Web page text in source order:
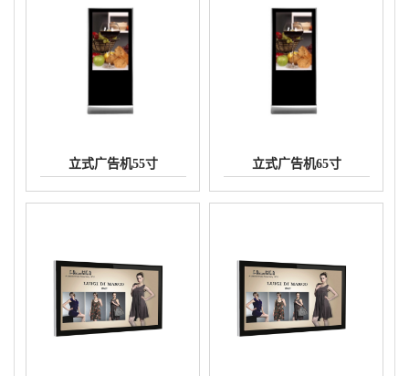
立式广告机55寸 立式广告机65寸